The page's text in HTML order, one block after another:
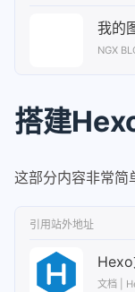
我的
NGX
搭建
这部分内容非常简
引用站外地址
文档 |